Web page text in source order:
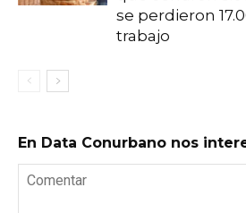
se perdieron
trabajo
En Data Conurbano nos